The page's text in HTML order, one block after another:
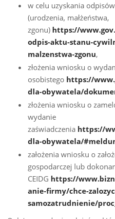
w celu uzyskania
(urodzenia, małżeństwa,
zgonu) https://
odpis-aktu-stanu-
malzenstwa-zgonu,
złożenia wniosku o
osobistego https://
dla-obywatela/
złożenia wniosku o
wydanie
zaświadczenia https://
dla-obywatela/
założenia wniosku o
gospodarczej lub
CEIDG https://
anie-firmy/chce-
samozatrudnienie/